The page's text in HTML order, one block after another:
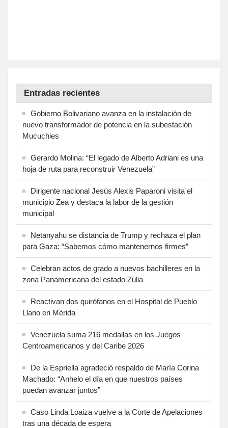
Entradas recientes
Gobierno Bolivariano avanza en la instalación de
nuevo transformador de potencia en la subestación
Mucuchies
Gerardo Molina: “El legado de Alberto Adriani es una
hoja de ruta para reconstruir Venezuela”
Dirigente nacional Jesús Alexis Paparoni visita el
municipio Zea y destaca la labor de la gestión
municipal
Netanyahu se distancia de Trump y rechaza el plan
para Gaza: “Sabemos cómo mantenernos firmes”
Celebran actos de grado a nuevos bachilleres en la
zona Panamericana del estado Zulia
Reactivan dos quirófanos en el Hospital de Pueblo
Llano en Mérida
Venezuela suma 216 medallas en los Juegos
Centroamericanos y del Caribe 2026
De la Espriella agradeció respaldo de María Corina
Machado: “Anhelo el día en que nuestros países
puedan avanzar juntos”
Caso Linda Loaiza vuelve a la Corte de Apelaciones
tras una década de espera